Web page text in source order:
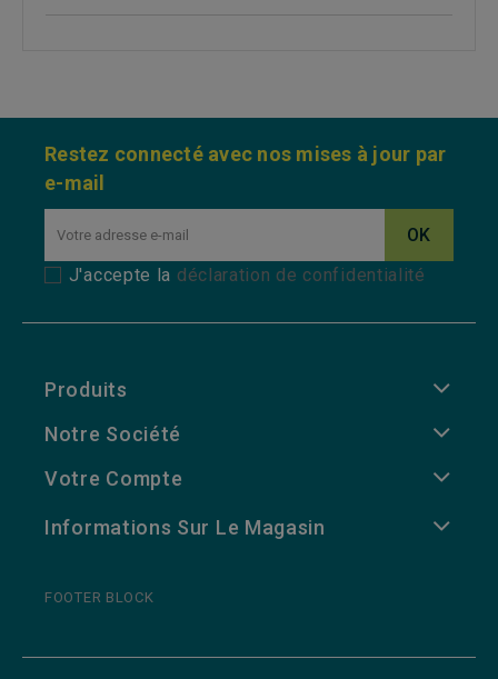
Restez connecté avec nos mises à jour par
e-mail
J'accepte la déclaration de confidentialité
Produits
Notre Société
Votre Compte
Informations Sur Le Magasin
FOOTER BLOCK